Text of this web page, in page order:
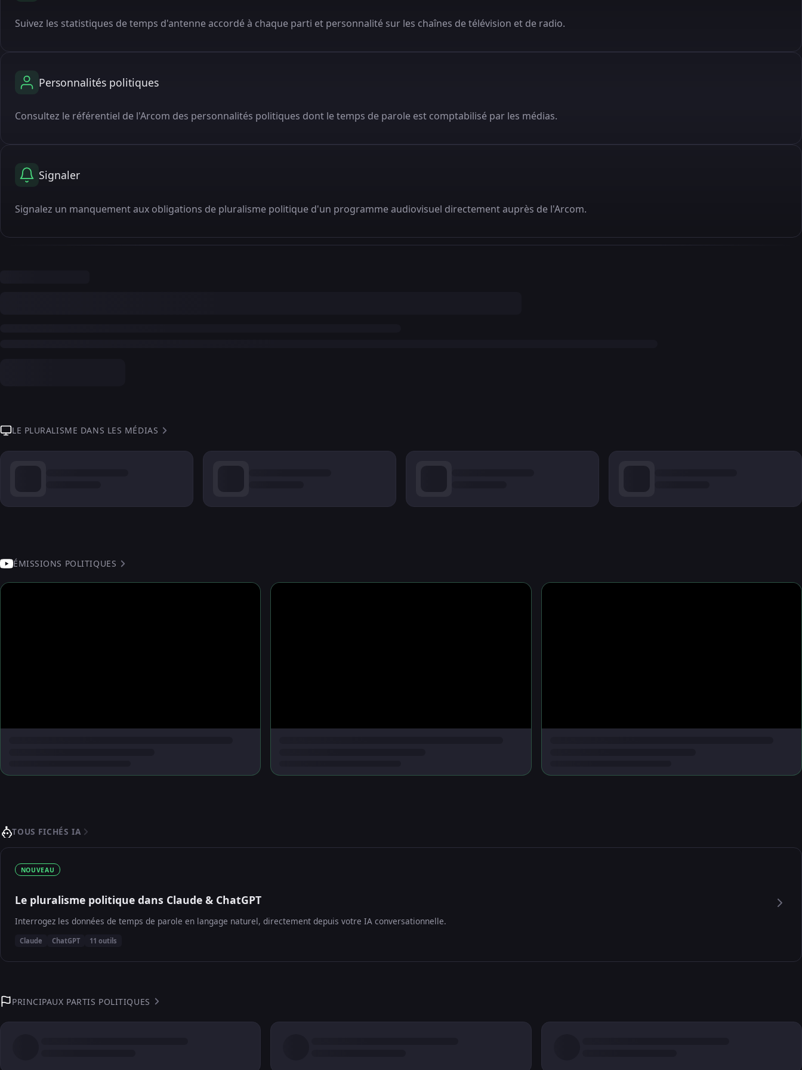
Suivez les statistiques de temps d'antenne accordé à chaque parti et personnalité sur les chaînes de télévision et de radio.
Personnalités politiques
Consultez le référentiel de l'Arcom des personnalités politiques dont le temps de parole est comptabilisé par les médias.
Signaler
Signalez un manquement aux obligations de pluralisme politique d'un programme audiovisuel directement auprès de l'Arcom.
LE PLURALISME DANS LES MÉDIAS
ÉMISSIONS POLITIQUES
TOUS FICHÉS IA
NOUVEAU
Le pluralisme politique dans Claude & ChatGPT
Interrogez les données de temps de parole en langage naturel, directement depuis votre IA conversationnelle.
Claude ChatGPT 11 outils
PRINCIPAUX PARTIS POLITIQUES